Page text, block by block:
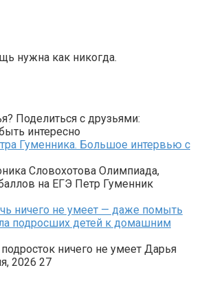
нужна как никогда.
Поделиться с друзьями:
интересно
Гуменника. Большое интервью с
Словохотова Олимпиада,
на ЕГЭ Петр Гуменник
ничего не умеет — даже помыть
подросших детей к домашним
ничего не умеет Дарья
2026 27